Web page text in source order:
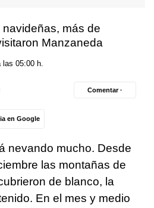
más de
Manzaneda
las 05:00 h.
en Google
Comentar ·
nevando mucho. Desde
las montañas de
de blanco, la
En el mes y medio